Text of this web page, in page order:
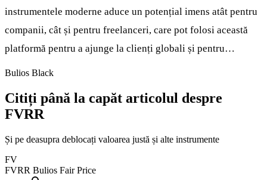
instrumentele moderne aduce un potențial imens atât pentru
companii, cât și pentru freelanceri, care pot folosi această
platformă pentru a ajunge la clienți globali și pentru…
Bulios Black
Citiți până la capăt articolul despre
FVRR
Și pe deasupra deblocați valoarea justă și alte instrumente
FV
FVRR Bulios Fair Price